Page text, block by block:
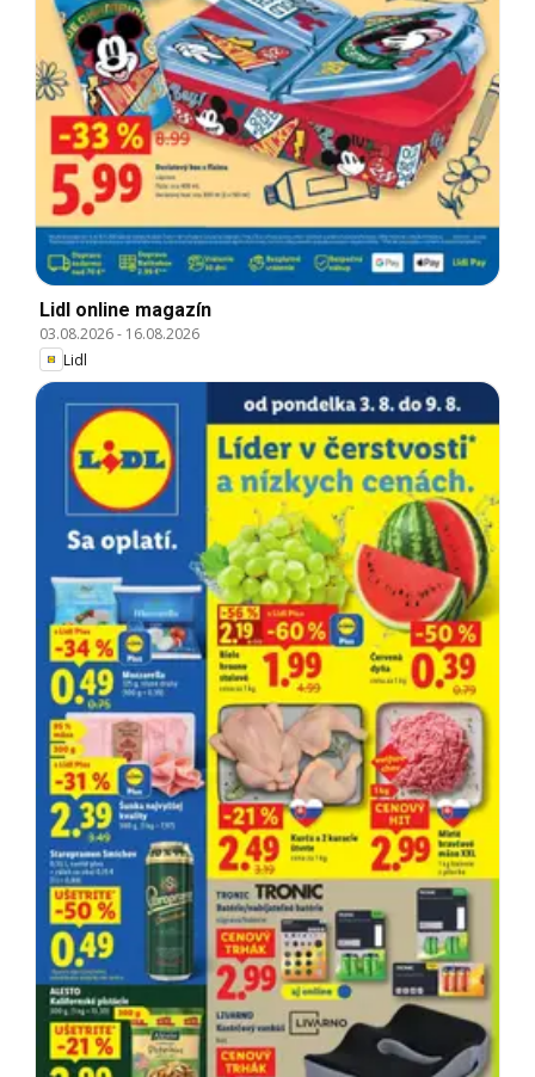
Lidl online magazín
03.08.2026- 16.08.2026
Lidl